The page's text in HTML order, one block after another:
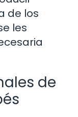
de los
les
de